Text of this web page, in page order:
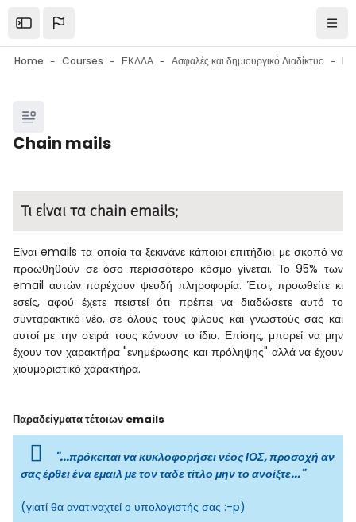
Open the sidebar
Home Courses ΕΚΔΔΑ Ασφαλές και δημιουργικό Διαδίκτυο
Blocks
Chain mails
Blocks
Τι είναι τα chain emails;
Είναι emails τα οποία τα ξεκινάνε κάποιοι επιτήδιοι με σκοπό να
προωθηθούν σε όσο περισσότερο κόσμο γίνεται. Το 95% των
email αυτών παρέχουν ψευδή πληροφορία. Έτσι, προωθείτε κι
εσείς, αφού έχετε πειστεί ότι πρέπει να διαδώσετε αυτό το
συνταρακτικό νέο, σε όλους τους φίλους και γνωστούς σας και
αυτοί με την σειρά τους κάνουν το ίδιο. Επίσης, μπορεί να μην
έχουν τον χαρακτήρα "ενημέρωσης και πρόληψης" αλλά να έχουν
χιουμοριστικό χαρακτήρα.
Παραδείγματα τέτοιων emails
"...πρόκειται να κυκλοφορήσει νέος ΙΟΣ, προσοχή αν
σας έρθει ένα εμαιλ με τον ταδε τίτλο μην το ανοίξτε..."
(γιατί θα ανατιναχτεί ο υπολογιστής σας :-p)